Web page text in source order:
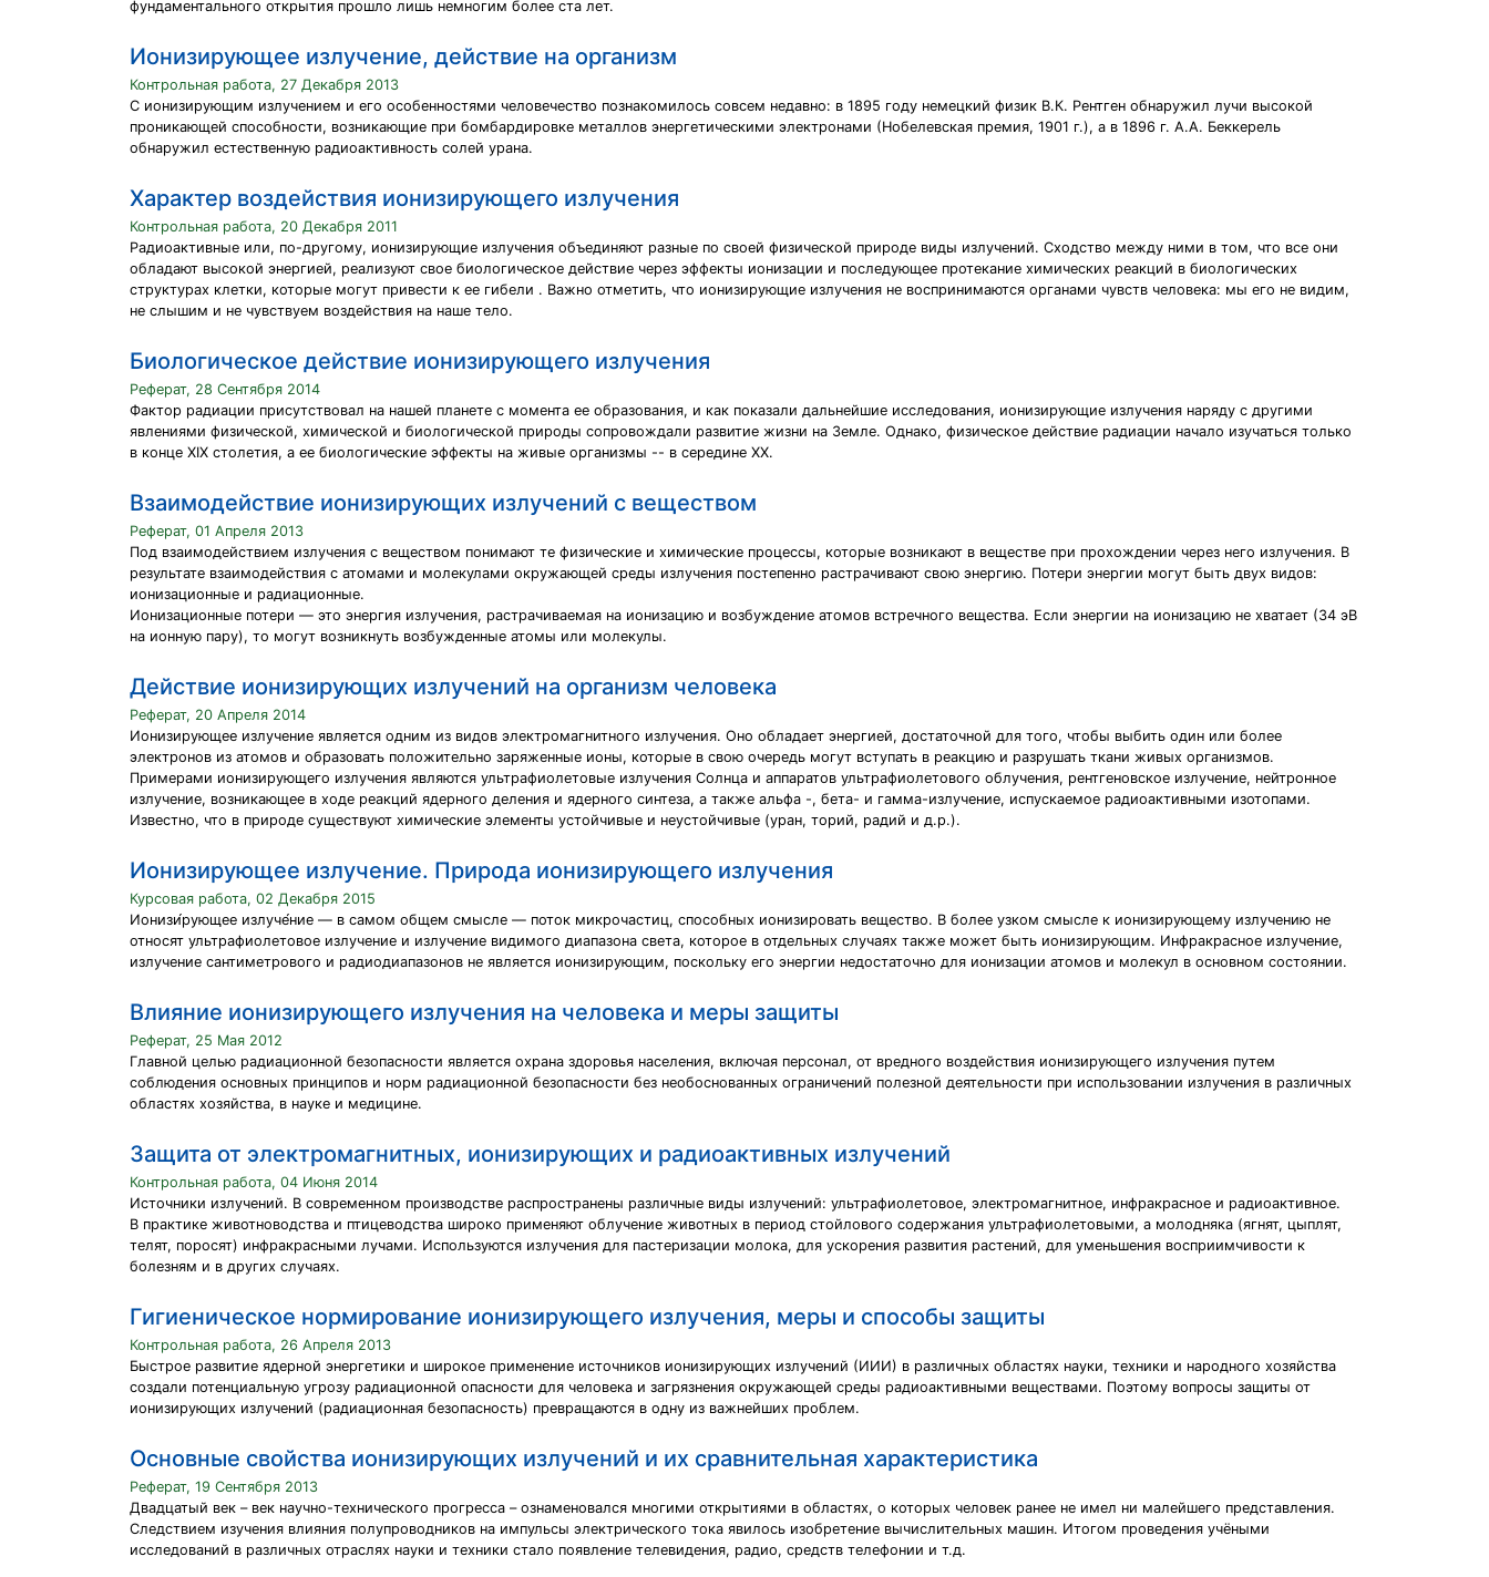
фундаментального открытия прошло лишь немногим более ста лет.
Ионизирующее излучение, действие на организм
Контрольная работа, 27 Декабря 2013
С ионизирующим излучением и его особенностями человечество познакомилось совсем недавно: в 1895 году немецкий физик В.К. Рентген обнаружил лучи высокой
проникающей способности, возникающие при бомбардировке металлов энергетическими электронами (Нобелевская премия, 1901 г.), а в 1896 г. А.А. Беккерель
обнаружил естественную радиоактивность солей урана.
Характер воздействия ионизирующего излучения
Контрольная работа, 20 Декабря 2011
Радиоактивные или, по-другому, ионизирующие излучения объединяют разные по своей физической природе виды излучений. Сходство между ними в том, что все они
обладают высокой энергией, реализуют свое биологическое действие через эффекты ионизации и последующее протекание химических реакций в биологических
структурах клетки, которые могут привести к ее гибели . Важно отметить, что ионизирующие излучения не воспринимаются органами чувств человека: мы его не видим,
не слышим и не чувствуем воздействия на наше тело.
Биологическое действие ионизирующего излучения
Реферат, 28 Сентября 2014
Фактор радиации присутствовал на нашей планете с момента ее образования, и как показали дальнейшие исследования, ионизирующие излучения наряду с другими
явлениями физической, химической и биологической природы сопровождали развитие жизни на Земле. Однако, физическое действие радиации начало изучаться только
в конце XIX столетия, а ее биологические эффекты на живые организмы -- в середине XX.
Взаимодействие ионизирующих излучений с веществом
Реферат, 01 Апреля 2013
Под взаимодействием излучения с веществом понимают те физические и химические процессы, которые возникают в веществе при прохождении через него излучения. В
результате взаимодействия с атомами и молекулами окружающей среды излучения постепенно растрачивают свою энергию. Потери энергии могут быть двух видов:
ионизационные и радиационные.
Ионизационные потери — это энергия излучения, растрачиваемая на ионизацию и возбуждение атомов встречного вещества. Если энергии на ионизацию не хватает (34 эВ
на ионную пару), то могут возникнуть возбужденные атомы или молекулы.
Действие ионизирующих излучений на организм человека
Реферат, 20 Апреля 2014
Ионизирующее излучение является одним из видов электромагнитного излучения. Оно обладает энергией, достаточной для того, чтобы выбить один или более
электронов из атомов и образовать положительно заряженные ионы, которые в свою очередь могут вступать в реакцию и разрушать ткани живых организмов.
Примерами ионизирующего излучения являются ультрафиолетовые излучения Солнца и аппаратов ультрафиолетового облучения, рентгеновское излучение, нейтронное
излучение, возникающее в ходе реакций ядерного деления и ядерного синтеза, а также альфа -, бета- и гамма-излучение, испускаемое радиоактивными изотопами.
Известно, что в природе существуют химические элементы устойчивые и неустойчивые (уран, торий, радий и д.р.).
Ионизирующее излучение. Природа ионизирующего излучения
Курсовая работа, 02 Декабря 2015
Ионизи́рующее излуче́ние — в самом общем смысле — поток микрочастиц, способных ионизировать вещество. В более узком смысле к ионизирующему излучению не
относят ультрафиолетовое излучение и излучение видимого диапазона света, которое в отдельных случаях также может быть ионизирующим. Инфракрасное излучение,
излучение сантиметрового и радиодиапазонов не является ионизирующим, поскольку его энергии недостаточно для ионизации атомов и молекул в основном состоянии.
Влияние ионизирующего излучения на человека и меры защиты
Реферат, 25 Мая 2012
Главной целью радиационной безопасности является охрана здоровья населения, включая персонал, от вредного воздействия ионизирующего излучения путем
соблюдения основных принципов и норм радиационной безопасности без необоснованных ограничений полезной деятельности при использовании излучения в различных
областях хозяйства, в науке и медицине.
Защита от электромагнитных, ионизирующих и радиоактивных излучений
Контрольная работа, 04 Июня 2014
Источники излучений. В современном производстве распространены различные виды излучений: ультрафиолетовое, электромагнитное, инфракрасное и радиоактивное.
В практике животноводства и птицеводства широко применяют облучение животных в период стойлового содержания ультрафиолетовыми, а молодняка (ягнят, цыплят,
телят, поросят) инфракрасными лучами. Используются излучения для пастеризации молока, для ускорения развития растений, для уменьшения восприимчивости к
болезням и в других случаях.
Гигиеническое нормирование ионизирующего излучения, меры и способы защиты
Контрольная работа, 26 Апреля 2013
Быстрое развитие ядерной энергетики и широкое применение источников ионизирующих излучений (ИИИ) в различных областях науки, техники и народного хозяйства
создали потенциальную угрозу радиационной опасности для человека и загрязнения окружающей среды радиоактивными веществами. Поэтому вопросы защиты от
ионизирующих излучений (радиационная безопасность) превращаются в одну из важнейших проблем.
Основные свойства ионизирующих излучений и их сравнительная характеристика
Реферат, 19 Сентября 2013
Двадцатый век – век научно-технического прогресса – ознаменовался многими открытиями в областях, о которых человек ранее не имел ни малейшего представления.
Следствием изучения влияния полупроводников на импульсы электрического тока явилось изобретение вычислительных машин. Итогом проведения учёными
исследований в различных отраслях науки и техники стало появление телевидения, радио, средств телефонии и т.д.